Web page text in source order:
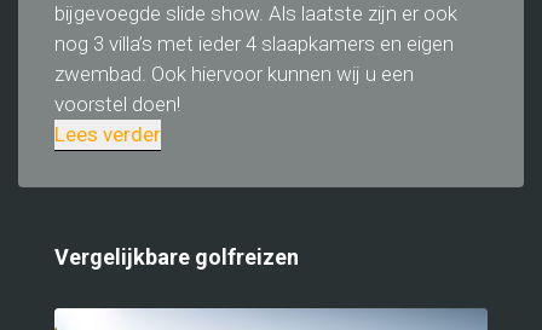
bijgevoegde slide show. Als laatste zijn er ook
nog 3 villa’s met ieder 4 slaapkamers en eigen
zwembad. Ook hiervoor kunnen wij u een
voorstel doen!
Lees verder
Vergelijkbare golfreizen